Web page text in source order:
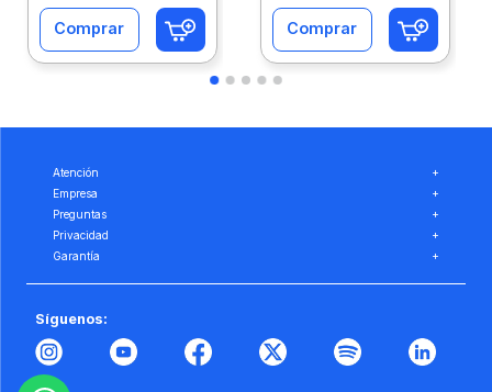
Comprar Comprar
Atención
+
Empresa
+
Preguntas
+
Privacidad
+
Garantía
+
Síguenos: